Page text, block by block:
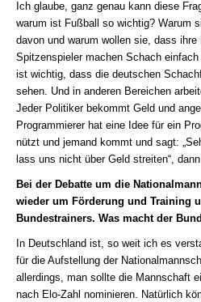
Ich glaube, ganz genau kann diese
warum ist Fußball so wichtig? Warum
davon und warum wollen sie, dass
Spitzenspieler machen Schach
ist wichtig, dass die deutschen
sehen. Und in anderen Bereichen
Jeder Politiker bekommt Geld und
Programmierer hat eine Idee für ein
nützt und jemand kommt und sagt:
lass uns nicht über Geld streiten“,
Bei der Debatte um die
wieder um Förderung und Training
Bundestrainers. Was macht der
In Deutschland ist, so weit ich es
für die Aufstellung der
allerdings, man sollte die Mannschaft
nach Elo-Zahl nominieren. Natürlich